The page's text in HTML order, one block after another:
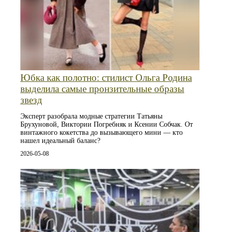
Юбка как полотно: стилист Ольга Родина
выделила самые пронзительные образы
звезд
Эксперт разобрала модные стратегии Татьяны
Брухуновой, Виктории Погребняк и Ксении Собчак. От
винтажного кокетства до вызывающего мини — кто
нашел идеальный баланс?
2026-05-08